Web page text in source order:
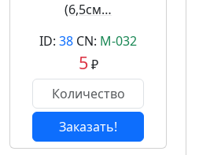
(6,5см…
ID: 38 CN: М-032
5₽
Заказать!